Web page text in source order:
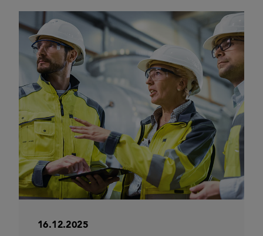
16.12.2025